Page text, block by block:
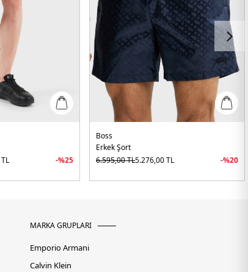
TL -%25
Boss
Erkek Şort
6.595,00TL5.276,00TL -%20
MARKA GRUPLARI
Emporio Armani
Calvin Klein